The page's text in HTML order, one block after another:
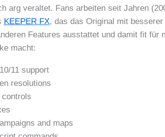
arg ver­al­tet. Fans arbei­ten seit Jah­ren
KEEPER FX, das das Ori­gi­nal mit
Fea­tures aus­stat­tet und damit fit für
macht:
​11 sup­port
reso­lu­ti­ons
con­trols
and maps